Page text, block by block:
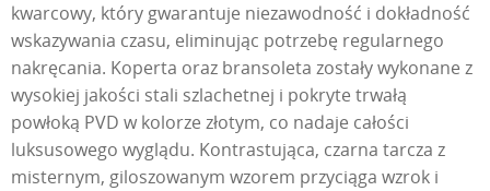
kwarcowy, który gwarantuje niezawodność i dokładność
wskazywania czasu, eliminując potrzebę regularnego
nakręcania. Koperta oraz bransoleta zostały wykonane z
wysokiej jakości stali szlachetnej i pokryte trwałą
powłoką PVD w kolorze złotym, co nadaje całości
luksusowego wyglądu. Kontrastująca, czarna tarcza z
misternym, giloszowanym wzorem przyciąga wzrok i